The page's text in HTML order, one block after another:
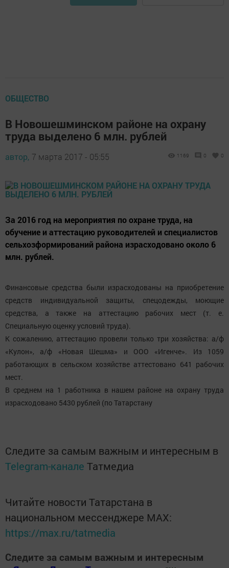
ОБЩЕСТВО
В Новошешминском районе на охрану
труда выделено 6 млн. рублей
автор, 7 марта 2017 - 05:55 1169 0 0
За 2016 год на мероприятия по охране труда, на
обучение и аттестацию руководителей и специалистов
сельхозформирований района израсходовано около 6
млн. рублей.
Финансовые средства были израсходованы на приобретение
средств индивидуальной защиты, спецодежды, моющие
средства, а также на аттестацию рабочих мест (т. е.
Специальную оценку условий труда).
К сожалению, аттестацию провели только три хозяйства: а/ф
«Кулон», а/ф «Новая Шешма» и ООО «Игенче». Из 1059
работающих в сельском хозяйстве аттестовано 641 рабочих
мест.
В среднем на 1 работника в нашем районе на охрану труда
израсходовано 5430 рублей (по Татарстану
Следите за самым важным и интересным в
Telegram-канале Татмедиа
Читайте новости Татарстана в
национальном мессенджере MАХ:
https://max.ru/tatmedia
Следите за самым важным и интересным